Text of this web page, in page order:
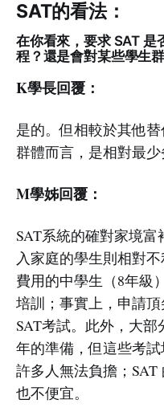
SAT的看法：
在你看來，要求 SAT 是
程？還是會對某些學生
K學長回覆：
是的。但相較於其他
群體而言，是相對最少
M學姊回覆：
SAT系統的確對家境
入家庭的學生則相對
費用的中學生（8年級
培訓；事實上，申請
SAT考試。此外，大
年的準備，但這些考
許多人無法負擔；
也不便宜。